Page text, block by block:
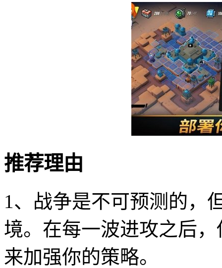
推荐理由
1、战争是不可预测的，
境。在每一波进攻之后
来加强你的策略。